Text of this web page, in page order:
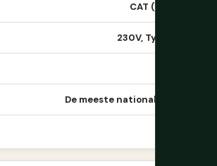
CAT (UTC+2)
230V, Type G/C
De meeste nationaliteiten